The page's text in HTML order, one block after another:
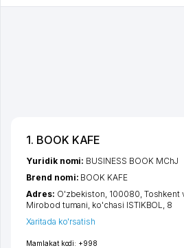
1. BOOK KAFE
Mamlakat kodi: +998
Yuridik nomi: BUSINESS BOOK MChJ
Brend nomi: BOOK KAFE
Adres: O'zbekiston, 100080, Toshkent
Mirobod tumani, ko'chasi ISTIKBOL, 8
Xaritada ko'rsatish